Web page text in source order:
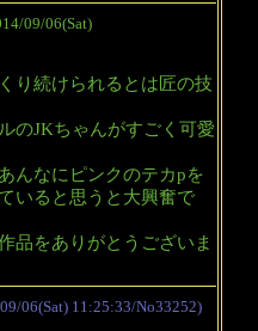
09/06(Sat)
り続けられるとは匠の技
のJKちゃんがすごく可愛
んなにピンクのテカpを
いると思うと大興奮で
品をありがとうございま
06(Sat) 11:25:33/No33252)